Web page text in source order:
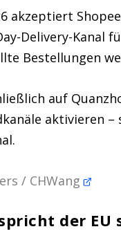
akzeptiert
Delivery-Kanal
Bestellungen
auf
aktivieren
/ CHWang
der EU